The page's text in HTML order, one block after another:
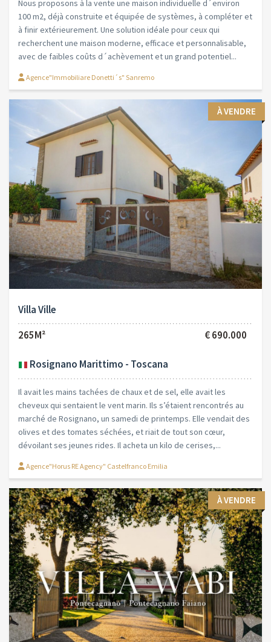
Nous proposons à la vente une maison individuelle d´environ
100 m2, déjà construite et équipée de systèmes, à compléter et
à finir extérieurement. Une solution idéale pour ceux qui
recherchent une maison moderne, efficace et personnalisable,
avec de faibles coûts d´achèvement et un grand potentiel...
Agence"Immobiliare Donetti´s" Sanremo
À VENDRE
Villa Ville
265M²
€ 690.000
Rosignano Marittimo - Toscana
Il avait les mains tachées de chaux et de sel, elle avait les
cheveux qui sentaient le vent marin. Ils s’étaient rencontrés au
marché de Rosignano, un samedi de printemps. Elle vendait des
olives et des tomates séchées, et riait de tout son cœur,
dévoilant ses jeunes rides. Il acheta un kilo de cerises,...
Agence"Horus RE Agency" Castelfranco Emilia
À VENDRE